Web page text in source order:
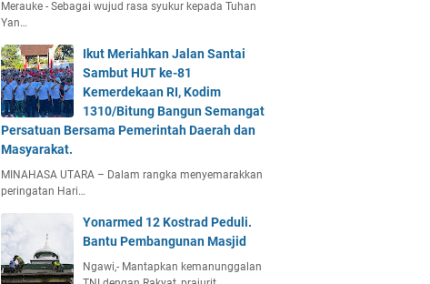
Merauke - Sebagai wujud rasa syukur kepada Tuhan
Yan…
Ikut Meriahkan Jalan Santai
Sambut HUT ke-81
Kemerdekaan RI, Kodim
1310/Bitung Bangun Semangat
Persatuan Bersama Pemerintah Daerah dan
Masyarakat.
MINAHASA UTARA – Dalam rangka menyemarakkan
peringatan Hari…
Yonarmed 12 Kostrad Peduli.
Bantu Pembangunan Masjid
Ngawi,- Mantapkan kemanunggalan